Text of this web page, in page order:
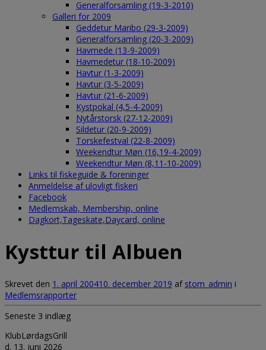
Generalforsamling (19-3-2010)
Galleri for 2009
Geddetur Maribo (29-3-2009)
Generalforsamling (20-3-2009)
Havmede (13-9-2009)
Havmedetur (18-10-2009)
Havtur (1-3-2009)
Havtur (3-5-2009)
Havtur (21-6-2009)
Kystpokal (4,5-4-2009)
Nytårstorsk (27-12-2009)
Sildetur (20-9-2009)
Torskefestval (22-8-2009)
Weekendtur Møn (16,19-4-2009)
Weekendtur Møn (8,11-10-2009)
Links til fiskeguide & foreninger
Anmeldelse af ulovligt fiskeri
Facebook
Medlemskab, Membership, online
Dagkort,Tageskate,Daycard, online
Kysttur til Albuen
Skrevet den 1. april 200410. december 2019 af stom_admin i
Medlemsrapporter
Seneste 3 indlæg
KlubLørdagsGrill
d. 13. juni 2026